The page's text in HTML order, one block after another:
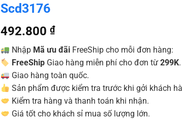
Scd3176
492.800 ₫
Nhập Mã ưu đãiFreeShip cho mỗi đơn hàng:
FreeShipGiao hàng miễn phí cho đơn từ 299K.
Giao hàng toàn quốc.
Sản phẩm được kiểm tra trước khi gởi khách
Kiểm tra hàng và thanh toán khi nhận.
Giá tốt cho khách sỉ mua số lượng lớn.